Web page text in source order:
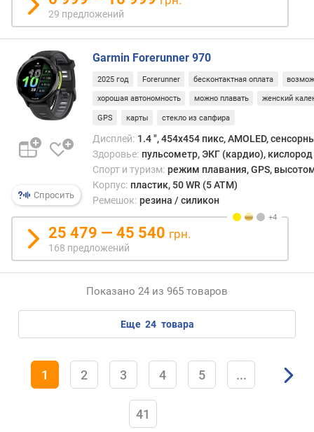
i
F
i
з
а
р
д
к
с
о
с
а
а
е
29 предложений
Спросить
Garmin Forerunner 970
2025 год Forerunner бесконтактная оплата
хорошая автономность можно плавать женский
GPS карты стекло из сапфира
Дисплей: 1.4 ", 454x454 пикс, AMOLED,
Здоровье: пульсометр, ЭКГ (кардио), кислород
Спорт и туризм: режим плавания, GPS,
Корпус: пластик, 50 WR (5 ATM)
Ремешок: резина / силикон
25 479 — 45 540 грн.
168 предложений
Показано 24 из 965 товаров
еще 24 товара
1 2 3 4 5 ...
41